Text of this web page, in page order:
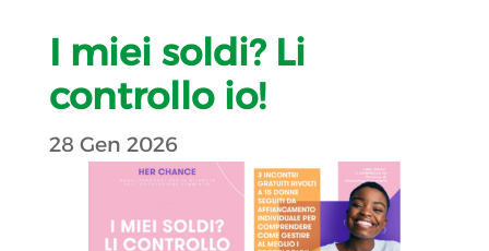
I miei soldi? Li
controllo io!
28 Gen 2026